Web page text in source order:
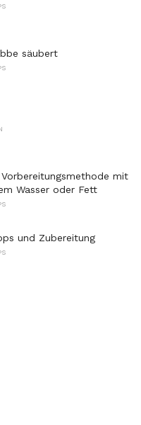
säubert
Vorbereitungsmethode mit
Wasser oder Fett
und Zubereitung